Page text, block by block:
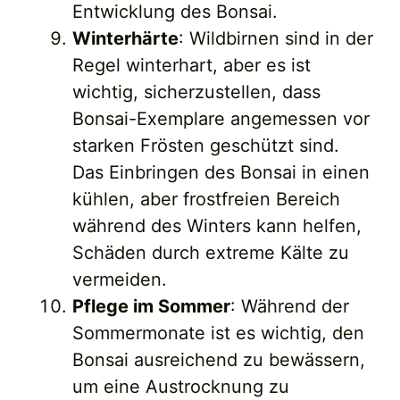
Entwicklung des Bonsai.
Winterhärte: Wildbirnen sind in der
Regel winterhart, aber es ist
wichtig, sicherzustellen, dass
Bonsai-Exemplare angemessen vor
starken Frösten geschützt sind.
Das Einbringen des Bonsai in einen
kühlen, aber frostfreien Bereich
während des Winters kann helfen,
Schäden durch extreme Kälte zu
vermeiden.
Pflege im Sommer: Während der
Sommermonate ist es wichtig, den
Bonsai ausreichend zu bewässern,
um eine Austrocknung zu